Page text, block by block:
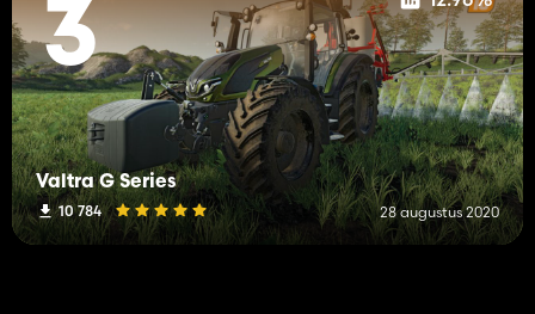
3
Valtra G Series
10 784 28 augustus 2020